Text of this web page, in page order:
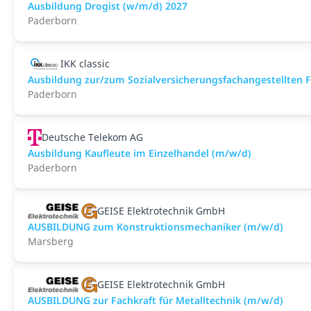
Ausbildung Drogist (w/m/d) 2027
Paderborn
IKK classic
Aus­bild­ung zur/zum Sozial­versicher­ungs­fach­angestellten­
Paderborn
Deutsche Telekom AG
Ausbildung Kaufleute im Einzelhandel (m/w/d)
Paderborn
GEISE Elektrotechnik GmbH
AUSBILDUNG zum Konstruktionsmechaniker (m/w/d)
Marsberg
GEISE Elektrotechnik GmbH
AUSBILDUNG zur Fachkraft für Metalltechnik (m/w/d)